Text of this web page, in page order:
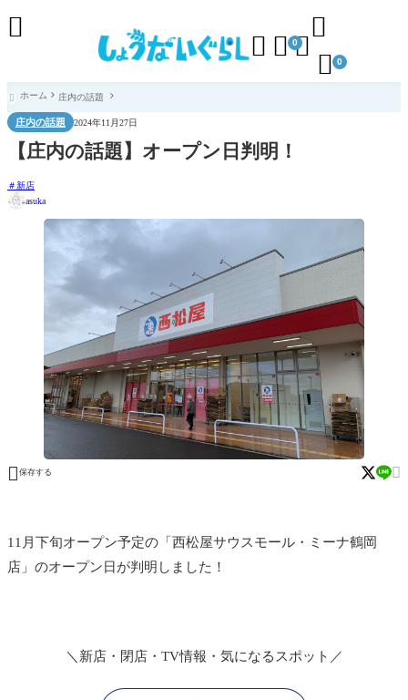
  0

 0

 ホーム 庄内の話題
庄内の話題 2024年11月27日
【庄内の話題】オープン日判明！
新店
asuka
 保存する 
11月下旬オープン予定の「西松屋サウスモール・ミーナ鶴岡
店」のオープン日が判明しました！
＼新店・閉店・TV情報・気になるスポット／